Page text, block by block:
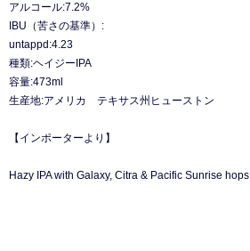
アルコール:7.2%
IBU（苦さの基準）:
untappd:4.23
種類:ヘイジーIPA
容量:473ml
生産地:アメリカ テキサス州ヒューストン
【インポーターより】
Hazy IPA with Galaxy, Citra & Pacific Sunrise hops